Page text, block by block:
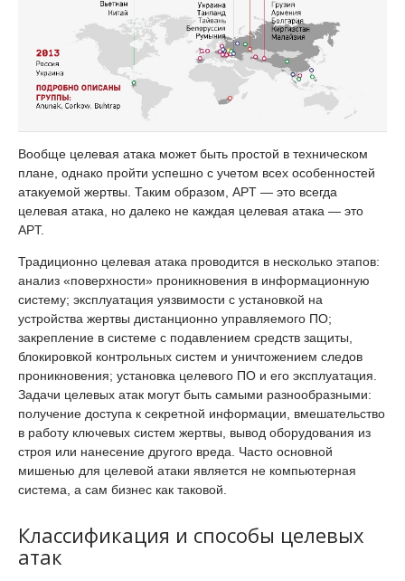
Вообще целевая атака может быть простой в техническом
плане, однако пройти успешно с учетом всех особенностей
атакуемой жертвы. Таким образом, APT — это всегда
целевая атака, но далеко не каждая целевая атака — это
APT.
Традиционно целевая атака проводится в несколько этапов:
анализ «поверхности» проникновения в информационную
систему; эксплуатация уязвимости с установкой на
устройства жертвы дистанционно управляемого ПО;
закрепление в системе с подавлением средств защиты,
блокировкой контрольных систем и уничтожением следов
проникновения; установка целевого ПО и его эксплуатация.
Задачи целевых атак могут быть самыми разнообразными:
получение доступа к секретной информации, вмешательство
в работу ключевых систем жертвы, вывод оборудования из
строя или нанесение другого вреда. Часто основной
мишенью для целевой атаки является не компьютерная
система, а сам бизнес как таковой.
Классификация и способы целевых
атак